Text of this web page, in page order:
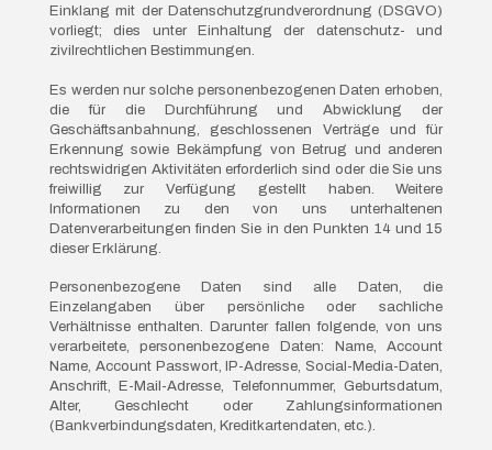
Einklang mit der Datenschutzgrundverordnung (DSGVO)
vorliegt; dies unter Einhaltung der datenschutz- und
zivilrechtlichen Bestimmungen.
Es werden nur solche personenbezogenen Daten erhoben,
die für die Durchführung und Abwicklung der
Geschäftsanbahnung, geschlossenen Verträge und für
Erkennung sowie Bekämpfung von Betrug und anderen
rechtswidrigen Aktivitäten erforderlich sind oder die Sie uns
freiwillig zur Verfügung gestellt haben. Weitere
Informationen zu den von uns unterhaltenen
Datenverarbeitungen finden Sie in den Punkten 14 und 15
dieser Erklärung.
Personenbezogene Daten sind alle Daten, die
Einzelangaben über persönliche oder sachliche
Verhältnisse enthalten. Darunter fallen folgende, von uns
verarbeitete, personenbezogene Daten: Name, Account
Name, Account Passwort, IP-Adresse, Social-Media-Daten,
Anschrift, E-Mail-Adresse, Telefonnummer, Geburtsdatum,
Alter, Geschlecht oder Zahlungsinformationen
(Bankverbindungsdaten, Kreditkartendaten, etc.).